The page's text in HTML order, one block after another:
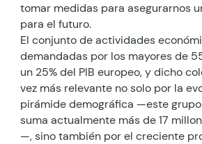
tomar medidas para asegurarnos
para el futuro.
El conjunto de actividades
demandadas por los mayores de
un 25% del PIB europeo, y dicho
vez más relevante no solo por la
pirámide demográfica —este
suma actualmente más de 17
—, sino también por el creciente